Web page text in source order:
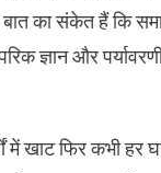
का संकेत हैं कि
ज्ञान और
में खाट फिर कभी हर